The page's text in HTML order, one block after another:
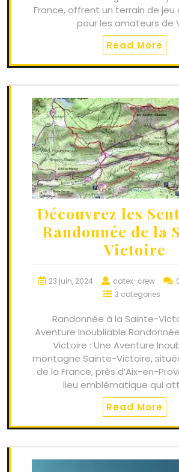
France, offrent un terrain de jeu
pour les amateurs de
Read More
Découvrez les
Randonnée de la
Victoire
23 juin, 2024 catex-crew
3 categories
Randonnée à la Sainte-
Aventure Inoubliable
Victoire : Une Aventure
montagne Sainte-Victoire,
de la France, près d’Aix-en-
lieu emblématique qui
Read More